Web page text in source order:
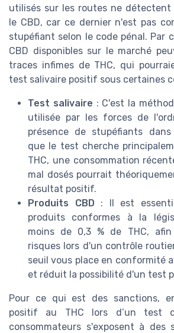
utilisés sur les routes ne détectent
le CBD, car ce dernier n'est pas
stupéfiant selon le code pénal. Par
CBD disponibles sur le marché
traces infimes de THC, qui
test salivaire positif sous certaines
Test salivaire : C'est la
utilisée par les forces de
présence de stupéfiants dans
que le test cherche
THC, une consommation
mal dosés pourrait
résultat positif.
Produits CBD : Il est
produits conformes à la
moins de 0,3 % de THC,
risques lors d'un contrôle
seuil vous place en conformité
et réduit la possibilité d'un test
Pour ce qui est des sanctions,
positif au THC lors d’un test
consommateurs s'exposent à des